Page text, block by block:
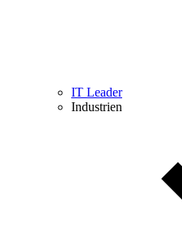
IT Leader
Industrien